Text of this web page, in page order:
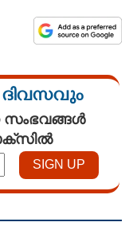
ദിവസവും
സംഭവങ്ങൾ